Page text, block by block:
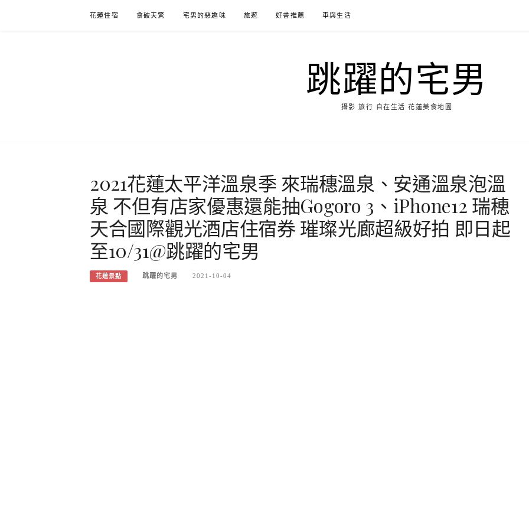
花蓮住宿 食破天驚 宅男的惡趣味 旅遊 好書推薦 車與生活
跳躍的宅男
攝影 旅行 自在生活 花蓮美食地圖
2021花蓮太平洋溫泉季 來瑞穗溫泉、安通溫泉泡溫
泉 不但有店家優惠還能抽Gogoro 3、iPhone12 瑞穂
天合國際觀光酒店住宿券 璀璨光廊超級好拍 即日起
至10/31@跳躍的宅男
花蓮景點 跳躍的宅男 2021-10-04